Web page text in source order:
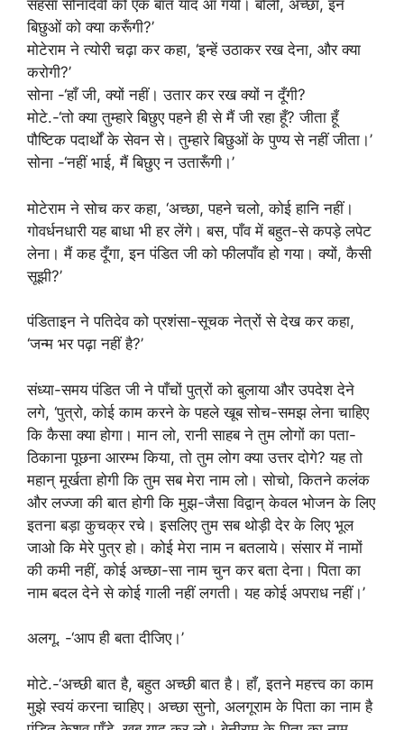
सहसा सोनादेवी को एक बात याद आ गयी। बोली, अच्छा, इन
बिछुओं को क्या करूँगी?’
मोटेराम ने त्योरी चढ़ा कर कहा, ‘इन्हें उठाकर रख देना, और क्या
करोगी?’
सोना -‘हाँ जी, क्यों नहीं। उतार कर रख क्यों न दूँगी?
मोटे.-‘तो क्या तुम्हारे बिछुए पहने ही से मैं जी रहा हूँ? जीता हूँ
पौष्टिक पदार्थों के सेवन से। तुम्हारे बिछुओं के पुण्य से नहीं जीता।’
सोना -‘नहीं भाई, मैं बिछुए न उतारूँगी।’
मोटेराम ने सोच कर कहा, ‘अच्छा, पहने चलो, कोई हानि नहीं।
गोवर्धनधारी यह बाधा भी हर लेंगे। बस, पाँव में बहुत-से कपड़े लपेट
लेना। मैं कह दूँगा, इन पंडित जी को फीलपाँव हो गया। क्यों, कैसी
सूझी?’
पंडिताइन ने पतिदेव को प्रशंसा-सूचक नेत्रों से देख कर कहा,
‘जन्म भर पढ़ा नहीं है?’
संध्या-समय पंडित जी ने पाँचों पुत्रों को बुलाया और उपदेश देने
लगे, ‘पुत्रो, कोई काम करने के पहले खूब सोच-समझ लेना चाहिए
कि कैसा क्या होगा। मान लो, रानी साहब ने तुम लोगों का पता-
ठिकाना पूछना आरम्भ किया, तो तुम लोग क्या उत्तर दोगे? यह तो
महान् मूर्खता होगी कि तुम सब मेरा नाम लो। सोचो, कितने कलंक
और लज्जा की बात होगी कि मुझ-जैसा विद्वान् केवल भोजन के लिए
इतना बड़ा कुचक्र रचे। इसलिए तुम सब थोड़ी देर के लिए भूल
जाओ कि मेरे पुत्र हो। कोई मेरा नाम न बतलाये। संसार में नामों
की कमी नहीं, कोई अच्छा-सा नाम चुन कर बता देना। पिता का
नाम बदल देने से कोई गाली नहीं लगती। यह कोई अपराध नहीं।’
अलगू. -‘आप ही बता दीजिए।’
मोटे.-‘अच्छी बात है, बहुत अच्छी बात है। हाँ, इतने महत्त्व का काम
मुझे स्वयं करना चाहिए। अच्छा सुनो, अलगूराम के पिता का नाम है